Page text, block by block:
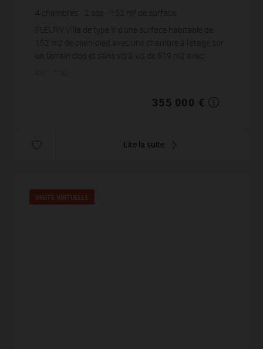
4 chambres 2 sde 152 m² de surface
619
prix / m²
FLEURY Villa de type V d'une surface habitable de
152 m2 de plain-pied avec une chambre à l'étage sur
un terrain clos et sans vis à vis de 619 m2 avec
355 000 €
Lire la suite
VISITE VIRTUELLE